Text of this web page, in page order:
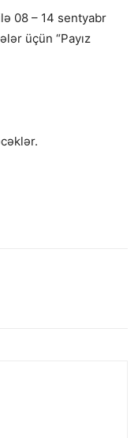
08 – 14 sentyabr
üçün “Payız